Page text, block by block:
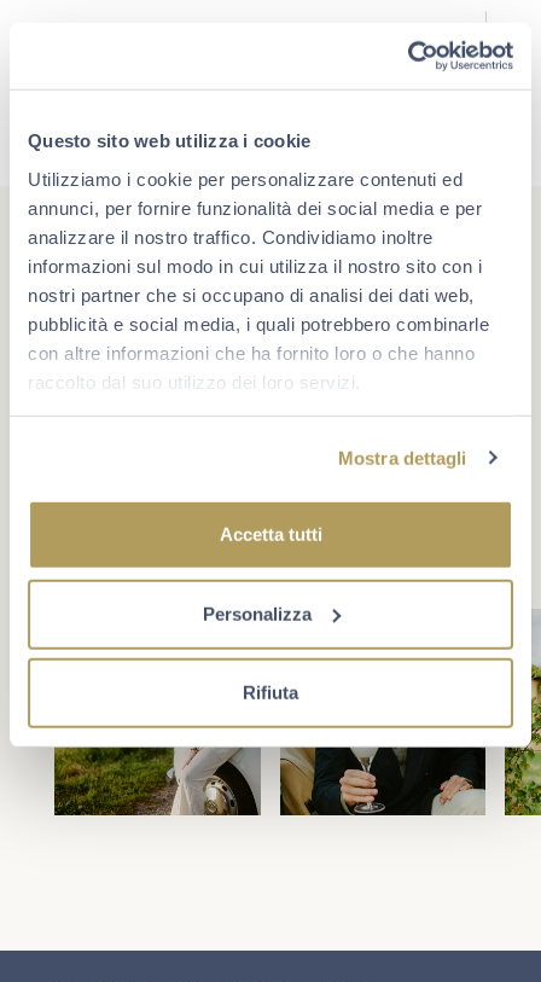
Questo sito web utilizza i cookie
Utilizziamo i cookie per personalizzare contenuti ed
annunci, per fornire funzionalità dei social media e per
analizzare il nostro traffico. Condividiamo inoltre
informazioni sul modo in cui utilizza il nostro sito con i
nostri partner che si occupano di analisi dei dati web,
pubblicità e social media, i quali potrebbero combinarle
con altre informazioni che ha fornito loro o che hanno
raccolto dal suo utilizzo dei loro servizi.
Mostra dettagli
Accetta tutti
Personalizza
Rifiuta
#berlucchimoments
Che cosa rende un momento unico? A volte è un evento,